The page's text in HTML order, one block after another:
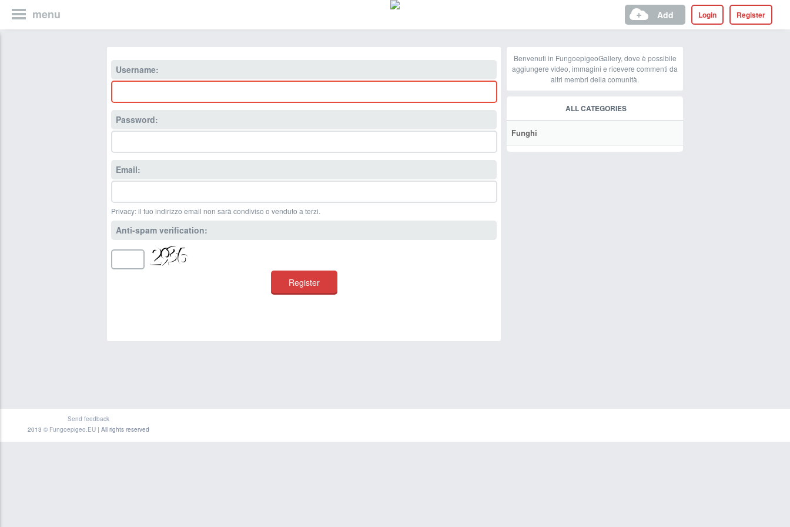
menu Register
Login
Add
Username:
Password:
Email:
Privacy: il tuo indirizzo email non sarà condiviso o venduto a terzi.
Anti-spam verification:
Benvenuti in FungoepigeoGallery, dove è possibile
aggiungere video, immagini e ricevere commenti da
altri membri della comunità.
ALL CATEGORIES
Funghi
Send feedback
2013 © Fungoepigeo.EU| All rights reserved